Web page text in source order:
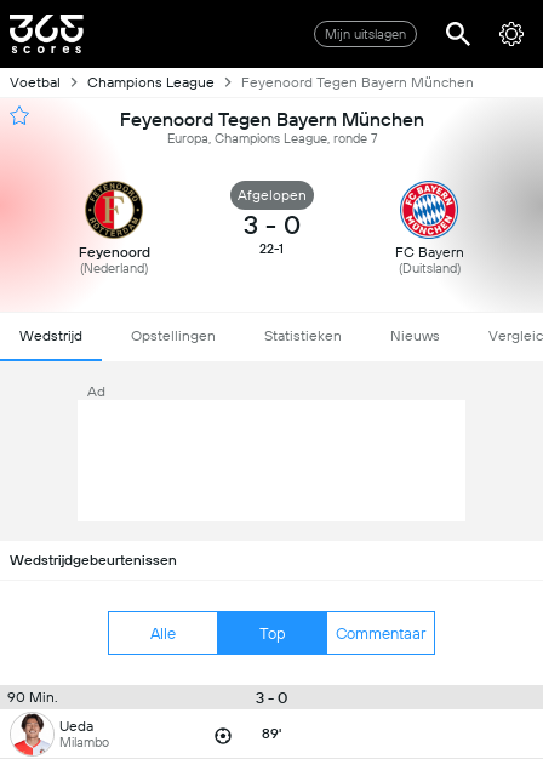
Mijn uitslagen
Voetbal Champions League Feyenoord Tegen Bayern München
Feyenoord Tegen Bayern München
Europa, Champions League, ronde 7
Feyenoord
(Nederland)
Afgelopen
3 - 0
22-1 FC Bayern
(Duitsland)
Wedstrijd Opstellingen Statistieken Nieuws
Ad
Wedstrijdgebeurtenissen
Alle Top Commentaar
90 Min. 3 - 0
Ueda
Milambo 89'